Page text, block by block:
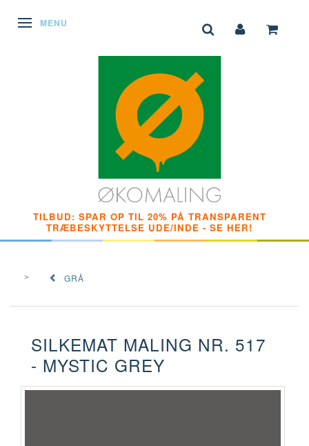
SKIFTE NAVIGATION
MENU
TILBUD: SPAR OP TIL 20% PÅ TRANSPARENT
TRÆBESKYTTELSE UDE/INDE - SE HER!
GRÅ
SILKEMAT MALING NR. 517
- MYSTIC GREY